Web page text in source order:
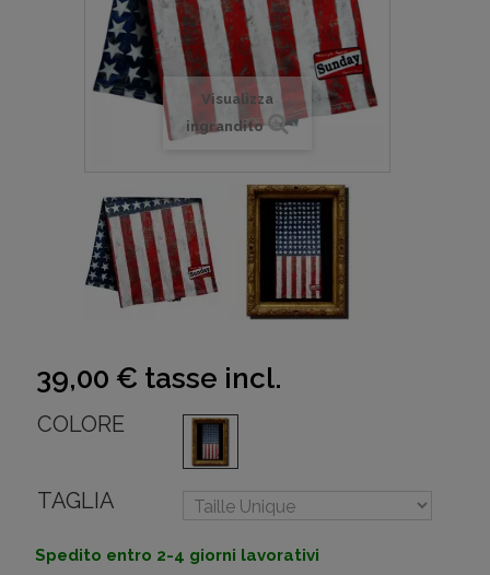
Visualizza
ingrandito
39,00 € tasse incl.
COLORE
TAGLIA
Spedito entro 2-4 giorni lavorativi